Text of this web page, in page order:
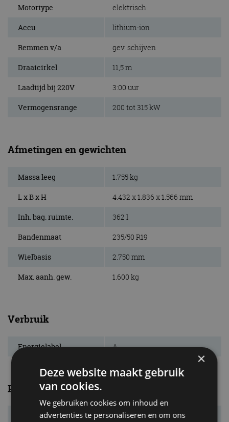
Motortype elektrisch
Accu lithium-ion
Remmen v/a gev. schijven
Draaicirkel 11,5 m
Laadtijd bij 220V 3:00 uur
Vermogensrange 200 tot 315 kW
Afmetingen en gewichten
Massa leeg 1.755 kg
L x B x H 4.432 x 1.836 x 1.566 mm
Inh. bag. ruimte. 362 l
Bandenmaat 235/50 R19
Wielbasis 2.750 mm
Max. aanh. gew. 1.600 kg
Verbruik
Energielabel A
Prestaties
Systeemvermogen 200 kW (272 pk)
×
Deze website maakt gebruik
van cookies.
We gebruiken cookies om inhoud en
advertenties te personaliseren en om ons